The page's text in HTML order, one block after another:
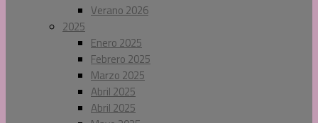
Verano 2026
2025
Enero 2025
Febrero 2025
Marzo 2025
Abril 2025
Abril 2025